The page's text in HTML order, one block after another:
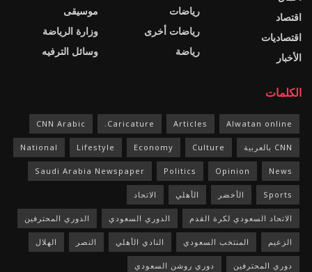
اقتصاد
اقتصاديات
الأخبار
رياضات
رياضات أخرى
رياضة
موسيقى
وزارة الرياضة
وسائل الترفيه
الكلمات
Alwatan online
Articles
Caricature.
CNN Arabic
CNN بالعربية Culture
Economy
Lifestyle
National
News
Opinion
Politics
Saudi Arabia Newspaper
Sports الأخضر الأهلي الاتحاد
الاتحاد السعودي لكرة القدم الدوري السعودي الدوري المحترفين
الزعيم المنتخب السعودي النادي الأهلي النصر الهلال
دوري المحترفين دوري روشن السعودي